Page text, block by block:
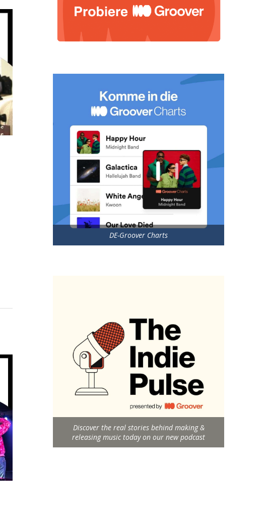
DE-Groover Charts
Discover the real stories behind making &
releasing music today on our new podcast